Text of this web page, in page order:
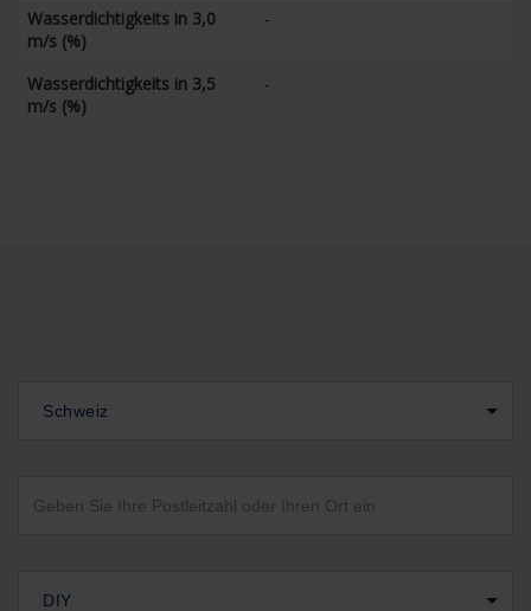
Wasserdichtigkeits in 3,0
m/s (%)
-
Wasserdichtigkeits in 3,5
m/s (%)
-
Schweiz
DIY